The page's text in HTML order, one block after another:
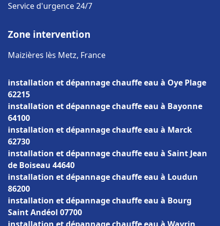
Service d'urgence 24/7
Zone intervention
Maizières lès Metz, France
installation et dépannage chauffe eau à Oye Plage
62215
installation et dépannage chauffe eau à Bayonne
64100
installation et dépannage chauffe eau à Marck
62730
installation et dépannage chauffe eau à Saint Jean
de Boiseau 44640
installation et dépannage chauffe eau à Loudun
86200
installation et dépannage chauffe eau à Bourg
Saint Andéol 07700